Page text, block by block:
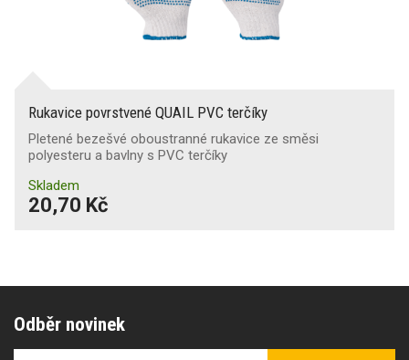
Rukavice povrstvené QUAIL PVC terčíky
Pletené bezešvé oboustranné rukavice ze směsi
polyesteru a bavlny s PVC terčíky
Skladem
20,70 Kč
Odběr novinek